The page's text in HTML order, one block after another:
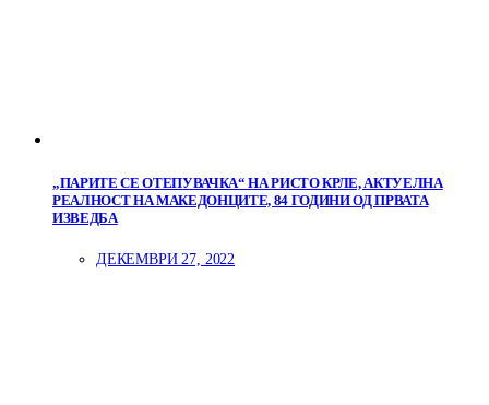
„ПАРИТЕ СЕ ОТЕПУВАЧКА“ НА РИСТО КРЛЕ, АКТУЕЛНА
РЕАЛНОСТ НА МАКЕДОНЦИТЕ, 84 ГОДИНИ ОД ПРВАТА
ИЗВЕДБА
ДЕКЕМВРИ 27, 2022